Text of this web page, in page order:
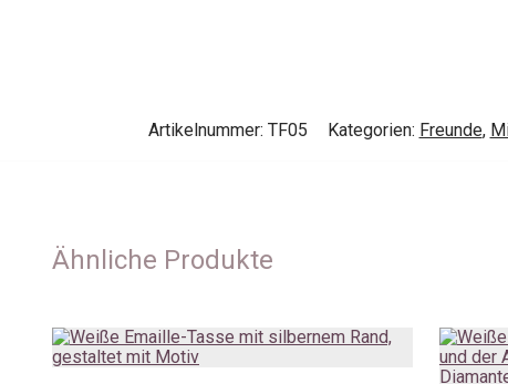
Artikelnummer: TF05 Kategorien: Freunde,
Ähnliche Produkte